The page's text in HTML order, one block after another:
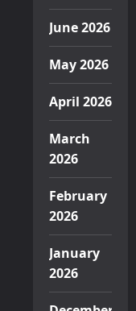
June 2026
May 2026
April 2026
March
2026
February
2026
January
2026